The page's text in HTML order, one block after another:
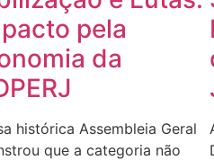
pela
da
histórica Assembleia Geral
que a categoria não